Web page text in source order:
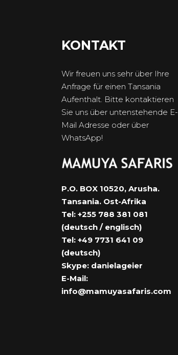
KONTAKT
Wir freuen uns sehr über Ihre
Anfrage für einen Tansania
Aufenthalt. Bitte kontaktieren
Sie uns über untenstehende E-
Mail Adresse oder über
WhatsApp!
P.O. BOX 10520, Arusha.
Tansania. Ost-Afrika
Tel: +255 788 381 081
(deutsch / englisch)
Tel: +49 7731 641 09
(deutsch)
Skype: danielageier
E-Mail:
info@mamuyasafaris.com